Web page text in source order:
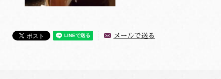
メールで送る